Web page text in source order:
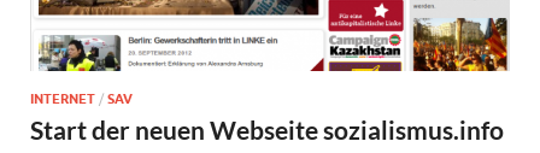
INTERNET / SAV
Start der neuen Webseite sozialismus.info